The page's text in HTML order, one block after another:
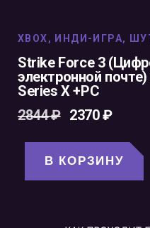
XBOX, ИНДИ-ИГРА,
Strike Force 3
электронной
Series X +PC
2844₽ 2370₽
В КОРЗИНУ